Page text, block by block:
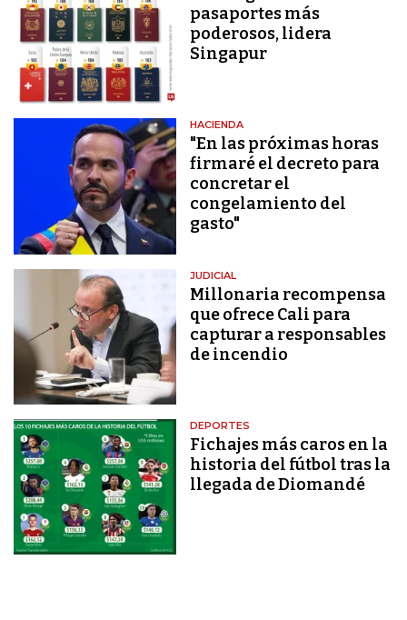
pasaportes más
poderosos, lidera
Singapur
HACIENDA
"En las próximas horas
firmaré el decreto para
concretar el
congelamiento del
gasto"
JUDICIAL
Millonaria recompensa
que ofrece Cali para
capturar a responsables
de incendio
DEPORTES
Fichajes más caros en la
historia del fútbol tras la
llegada de Diomandé